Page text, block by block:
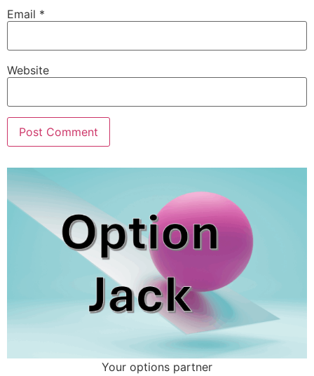
Email *
Website
Your options partner